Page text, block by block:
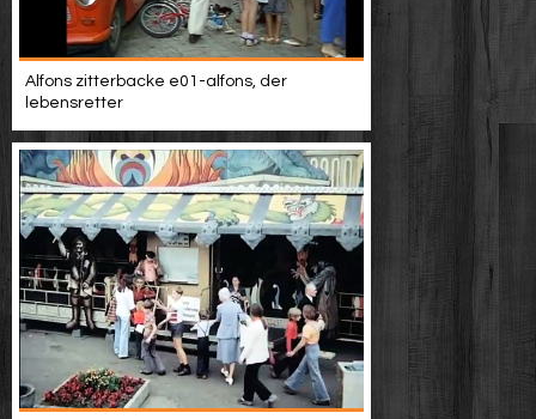
Alfons zitterbacke e01-alfons, der
lebensretter